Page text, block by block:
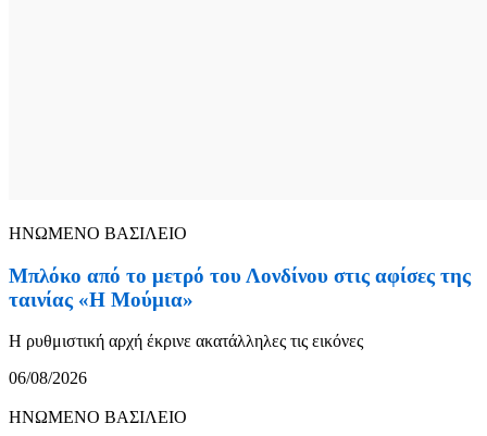
ΗΝΩΜΕΝΟ ΒΑΣΙΛΕΙΟ
Μπλόκο από το μετρό του Λονδίνου στις αφίσες της
ταινίας «Η Μούμια»
Η ρυθμιστική αρχή έκρινε ακατάλληλες τις εικόνες
06/08/2026
ΗΝΩΜΕΝΟ ΒΑΣΙΛΕΙΟ